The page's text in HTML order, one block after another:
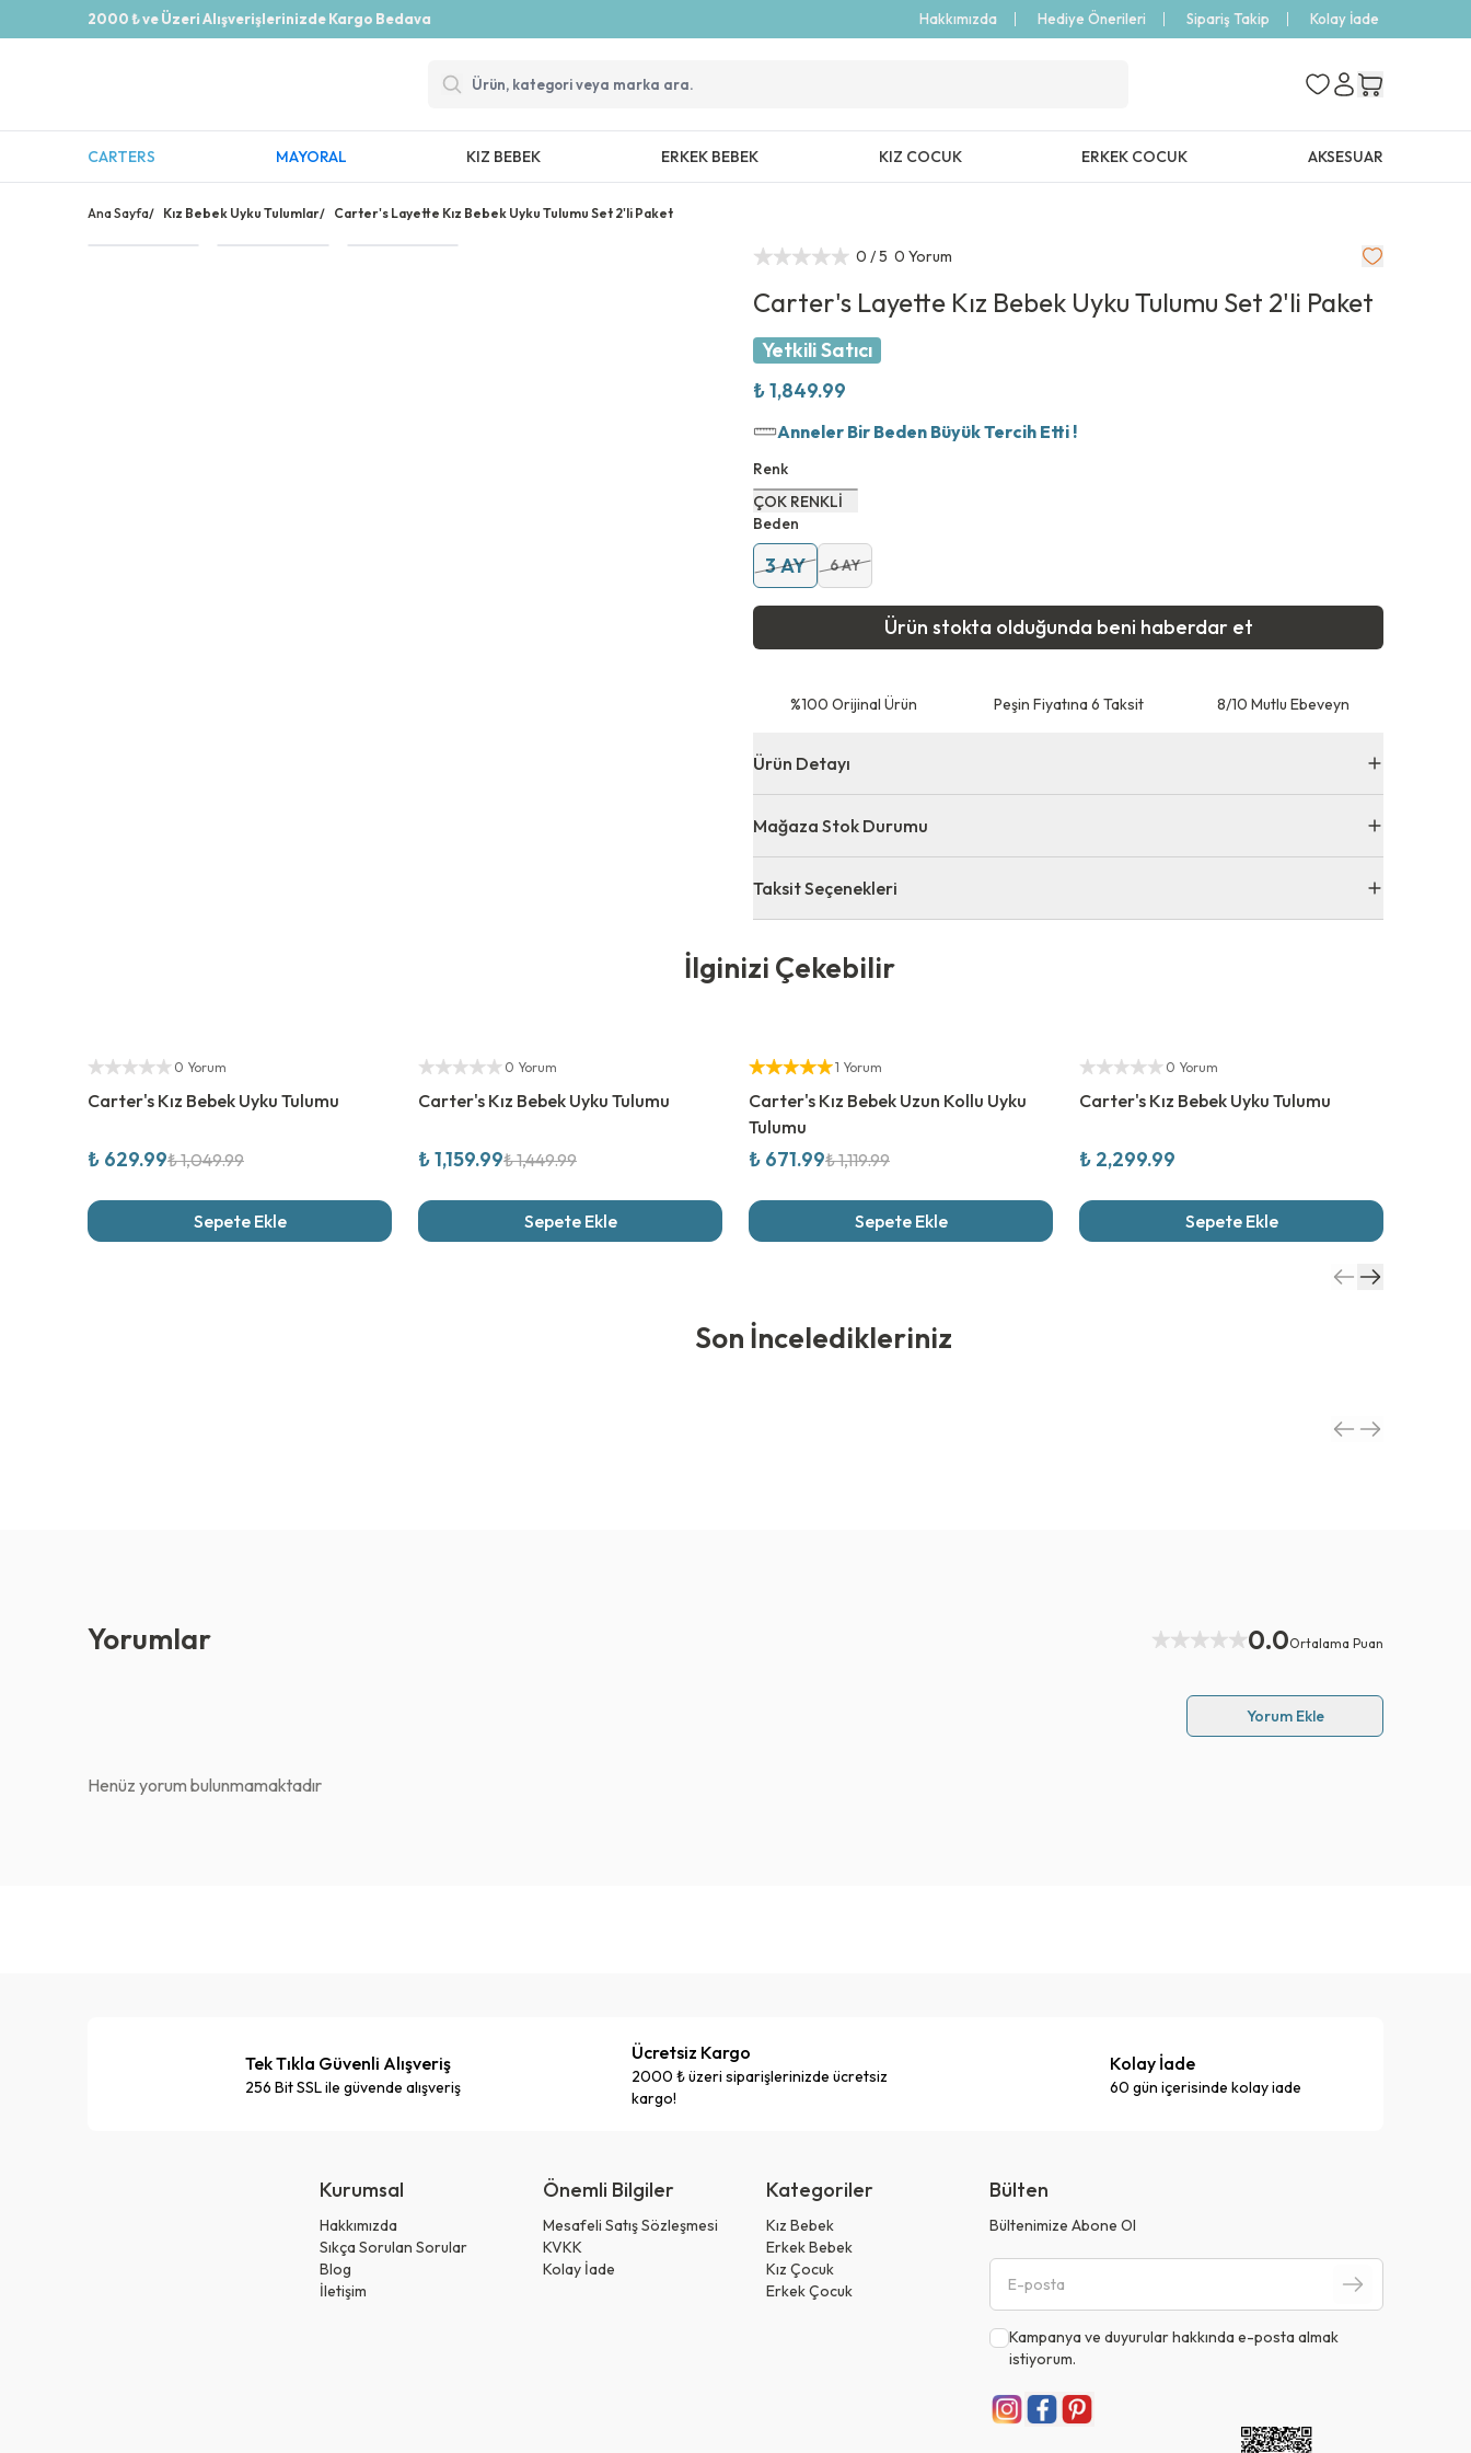
2000 ₺ ve Üzeri Alışverişlerinizde Kargo Bedava Hakkımızda Hediye Önerileri Sipariş Takip Kolay İade
CARTERS MAYORAL KIZ BEBEK ERKEK BEBEK KIZ COCUK ERKEK COCUK AKSESUAR
Ana Sayfa/ Kız Bebek Uyku Tulumlar/ Carter's Layette Kız Bebek Uyku Tulumu Set 2'li Paket
0 / 5 0 Yorum
Carter's Layette Kız Bebek Uyku Tulumu Set 2'li Paket
Yetkili Satıcı
₺ 1,849.99
Anneler Bir Beden Büyük Tercih Etti !
Renk
ÇOK RENKLİ
Beden
3 AY 6 AY
Ürün stokta olduğunda beni haberdar et
⁠%100 Orijinal Ürün Peşin Fiyatına 6 Taksit 8/10 Mutlu Ebeveyn
Ürün Detayı
Mağaza Stok Durumu
Taksit Seçenekleri
İlginizi Çekebilir
Yetkili Satıcı
0 Yorum
Carter's Kız Bebek Uyku Tulumu
₺ 629.99₺ 1,049.99
Sepete Ekle
Yetkili Satıcı
0 Yorum
Carter's Kız Bebek Uyku Tulumu
₺ 1,159.99₺ 1,449.99
Sepete Ekle
Yetkili Satıcı
1 Yorum
Carter's Kız Bebek Uzun Kollu Uyku
Tulumu
₺ 671.99₺ 1,119.99
Sepete Ekle
0 Yorum
Carter's Kız Bebek Uyku Tulumu
₺ 2,299.99
Sepete Ekle
Son İnceledikleriniz
Yorumlar 0.0Ortalama Puan
Yorum Ekle
Henüz yorum bulunmamaktadır
Tek Tıkla Güvenli Alışveriş
256 Bit SSL ile güvende alışveriş
Ücretsiz Kargo
2000 ₺ üzeri siparişlerinizde ücretsiz
kargo!
Kolay İade
60 gün içerisinde kolay iade
Kurumsal
Hakkımızda
Sıkça Sorulan Sorular
Blog
İletişim
Önemli Bilgiler
Mesafeli Satış Sözleşmesi
KVKK
Kolay İade
Kategoriler
Kız Bebek
Erkek Bebek
Kız Çocuk
Erkek Çocuk
Bülten
Bültenimize Abone Ol
Kampanya ve duyurular hakkında e-posta almak
istiyorum.